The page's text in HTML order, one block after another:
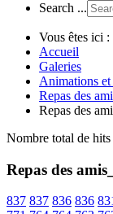
Search ...
Vous êtes ici :
Accueil
Galeries
Animations et
Repas des
Repas des
Nombre total de
Repas des
837 837 836 836